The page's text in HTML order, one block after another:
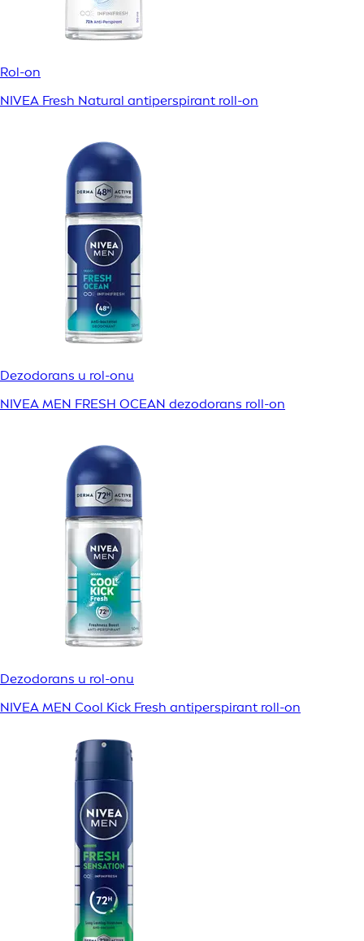
Rol-on
NIVEA Fresh Natural antiperspirant roll-on
Dezodorans u rol-onu
NIVEA MEN FRESH OCEAN dezodorans roll-on
Dezodorans u rol-onu
NIVEA MEN Cool Kick Fresh antiperspirant roll-on